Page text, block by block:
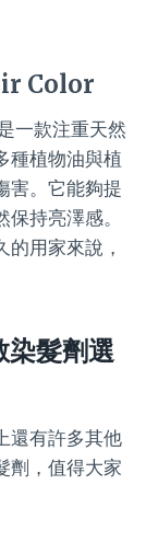
Color
款注重天然
種植物油與植
害。它能夠提
持亮澤感。
用家來說，
染髮劑選
還有許多其他
劑，值得大家